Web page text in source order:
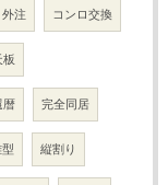
外注 コンロ交換
板
暦 完全同居
縦割り